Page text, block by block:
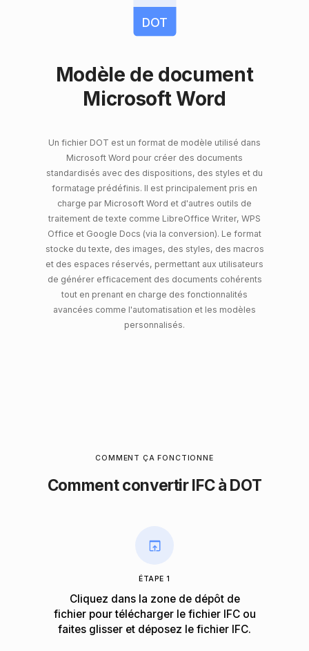
DOT
Modèle de document
Microsoft Word
Un fichier DOT est un format de modèle utilisé dans
Microsoft Word pour créer des documents
standardisés avec des dispositions, des styles et du
formatage prédéfinis. Il est principalement pris en
charge par Microsoft Word et d'autres outils de
traitement de texte comme LibreOffice Writer, WPS
Office et Google Docs (via la conversion). Le format
stocke du texte, des images, des styles, des macros
et des espaces réservés, permettant aux utilisateurs
de générer efficacement des documents cohérents
tout en prenant en charge des fonctionnalités
avancées comme l'automatisation et les modèles
personnalisés.
COMMENT ÇA FONCTIONNE
Comment convertir IFC à DOT
ÉTAPE 1
Cliquez dans la zone de dépôt de
fichier pour télécharger le fichier IFC ou
faites glisser et déposez le fichier IFC.